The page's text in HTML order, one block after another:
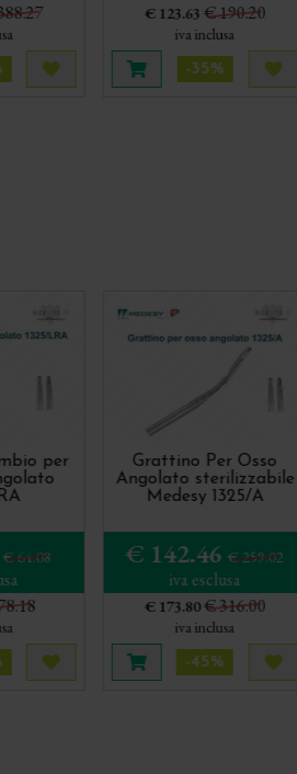
carrelloAcquista più tardi
€ 123.63 € 190.20
iva inclusa
Aggiungi al carrello
-35%
per
€ 64.08
carrelloAcquista più tardi
Grattino Per Osso
Angolato sterilizzabile
Medesy 1325/A
€ 142.46 € 259.02
iva esclusa
€ 173.80€ 316.00
iva inclusa
Aggiungi al carrello
-45%